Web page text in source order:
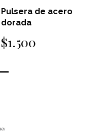
Pulsera de acero
dorada
$1.500